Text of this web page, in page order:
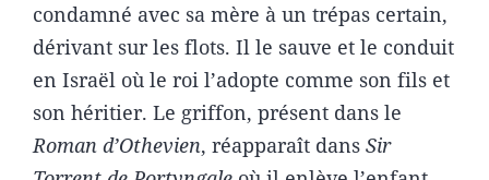
condamné avec sa mère à un trépas certain,
dérivant sur les flots. Il le sauve et le conduit
en Israël où le roi l’adopte comme son fils et
son héritier. Le griffon, présent dans le
Roman d’Othevien, réapparaît dans Sir